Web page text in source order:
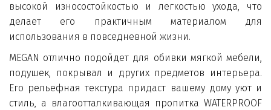
высокой износостойкостью и легкостью ухода, что
делает его практичным материалом для
использования в повседневной жизни.
MEGAN отлично подойдет для обивки мягкой мебели,
подушек, покрывал и других предметов интерьера.
Его рельефная текстура придаст вашему дому уют и
стиль, а влагоотталкивающая пропитка WATERPROOF